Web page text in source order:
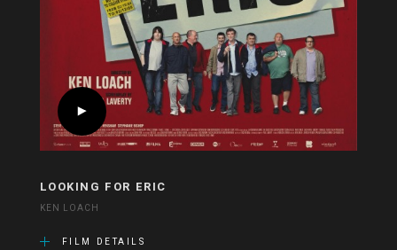
LOOKING FOR ERIC
KEN LOACH
FILM DETAILS